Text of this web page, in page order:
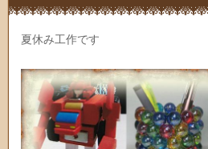
夏休み工作です